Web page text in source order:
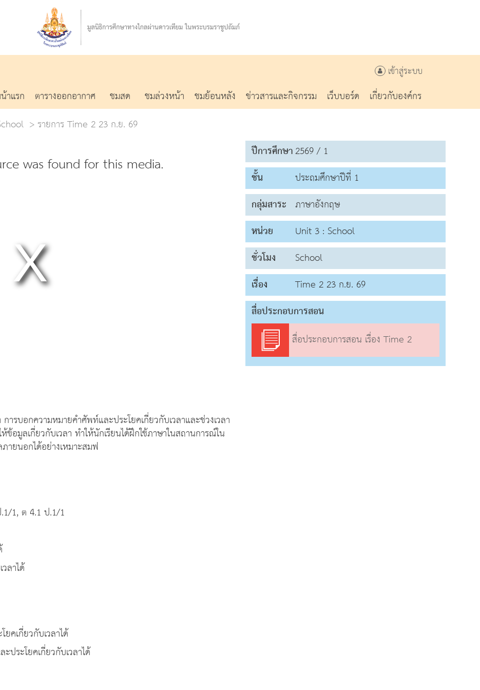
เข้าสู่ระบบ
าแรก ตารางออกอากาศ ชมสด ชมล่วงหน้า ชมย้อนหลัง ข่าวสารและกิจกรรม เว็บบอร์ด
เกี่ยวกับองค์กร
รายการ Time 2 23 ก.ย. 69
was found for this media.
ารบอกความหมายคำศัพท์และประโยคเกี่ยวกับเวลาและช่วงเวลา
อมูลเกี่ยวกับเวลา ทำให้นักเรียนได้ฝึกใช้ภาษาในสถานการณ์ใน
ายนอกได้อย่างเหมาะสมฟ
1, ต 4.1 ป.1/1
ลาได้
คเกี่ยวกับเวลาได้
ระโยคเกี่ยวกับเวลาได้
ปีการศึกษา2569 / 1
ชั้น
ประถมศึกษาปีที่ 1
กลุ่มสาระ ภาษาอังกฤษ
หน่วย
Unit 3 : School
ชั่วโมง
School
เรื่อง
Time 2 23 ก.ย. 69
สื่อประกอบการสอน
สื่อประกอบการสอน เรื่อง Time 2